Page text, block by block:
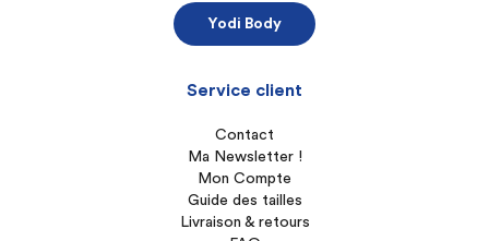
Yodi Body
Service client
Contact
Ma Newsletter !
Mon Compte
Guide des tailles
Livraison & retours